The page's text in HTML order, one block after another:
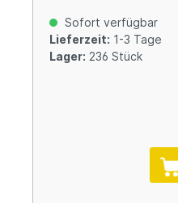
Sofort verfügbar
Lieferzeit: 1-3 Tage
Lager: 236 Stück